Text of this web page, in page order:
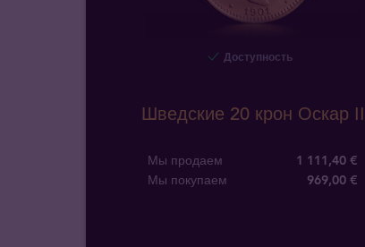
Доступность
Шведские 20 крон Оскар II
Мы продаем
1 111,40 €
Мы покупаем
969,00 €